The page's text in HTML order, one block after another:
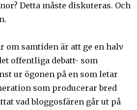
Detta måste diskuteras. Och
om samtiden är att ge en halv
offentliga debatt- som
ur ögonen på en som letar
som producerar bred
vad bloggosfären går ut på